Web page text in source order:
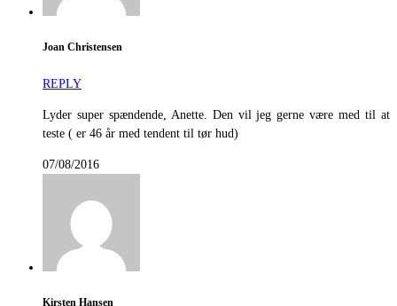
Joan Christensen
REPLY
Lyder super spændende, Anette. Den vil jeg gerne være med til at
teste ( er 46 år med tendent til tør hud)
07/08/2016
Kirsten Hansen